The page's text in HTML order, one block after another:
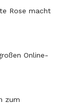
Rose macht
Online-
zum